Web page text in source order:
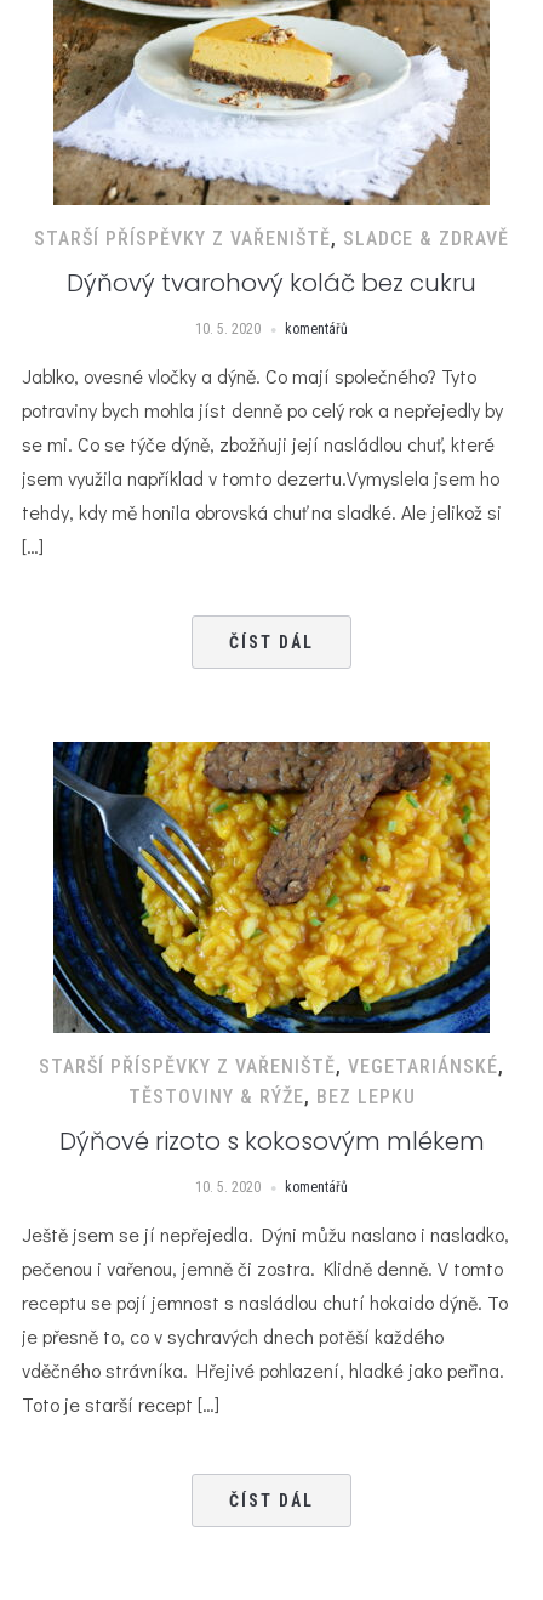
STARŠÍ PŘÍSPĚVKY Z VAŘENIŠTĚ, SLADCE & ZDRAVĚ
Dýňový tvarohový koláč bez cukru
10. 5. 2020 komentářů
Jablko, ovesné vločky a dýně. Co mají společného? Tyto
potraviny bych mohla jíst denně po celý rok a nepřejedly by
se mi. Co se týče dýně, zbožňuji její nasládlou chuť, které
jsem využila například v tomto dezertu.Vymyslela jsem ho
tehdy, kdy mě honila obrovská chuť na sladké. Ale jelikož si
[…]
ČÍST DÁL
STARŠÍ PŘÍSPĚVKY Z VAŘENIŠTĚ, VEGETARIÁNSKÉ,
TĚSTOVINY & RÝŽE, BEZ LEPKU
Dýňové rizoto s kokosovým mlékem
10. 5. 2020 komentářů
Ještě jsem se jí nepřejedla. Dýni můžu naslano i nasladko,
pečenou i vařenou, jemně či zostra. Klidně denně. V tomto
receptu se pojí jemnost s nasládlou chutí hokaido dýně. To
je přesně to, co v sychravých dnech potěší každého
vděčného strávníka. Hřejivé pohlazení, hladké jako peřina.
Toto je starší recept […]
ČÍST DÁL